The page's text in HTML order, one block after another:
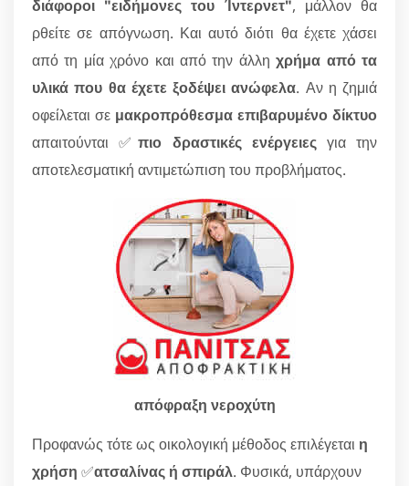
διάφοροι "ειδήμονες του Ίντερνετ", μάλλον θα
ρθείτε σε απόγνωση. Και αυτό διότι θα έχετε χάσει
από τη μία χρόνο και από την άλληχρήμα από τα
υλικά που θα έχετε ξοδέψει ανώφελα. Αν η ζημιά
οφείλεται σε μακροπρόθεσμα επιβαρυμένο δίκτυο
απαιτούνται ✅πιο δραστικές ενέργειεςγια την
αποτελεσματική αντιμετώπιση του προβλήματος.
απόφραξη νεροχύτη
Προφανώς τότε ως οικολογική μέθοδος επιλέγεται η
χρήση ✅ατσαλίνας ή σπιράλ. Φυσικά, υπάρχουν